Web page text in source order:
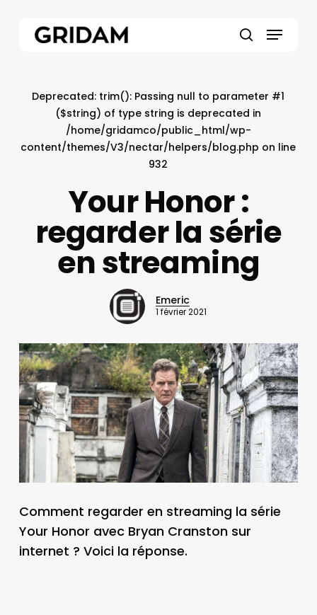
Menu
Deprecated: trim(): Passing null to parameter #1
($string) of type string is deprecated in
/home/gridamco/public_html/wp-
content/themes/V3/nectar/helpers/blog.php on line
932
Your Honor :
regarder la série
en streaming
Emeric
1 février 2021
Comment regarder en streaming la série
Your Honor avec Bryan Cranston sur
internet ? Voici la réponse.